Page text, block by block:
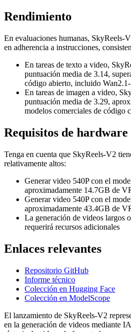
Rendimiento
En evaluaciones humanas, SkyReels-
en adherencia a instrucciones,
En tareas de texto a video,
puntuación media de 3.14,
código abierto, incluido
En tareas de imagen a video,
puntuación media de 3.29,
modelos comerciales de código
Requisitos de hardware
Tenga en cuenta que SkyReels-V2
relativamente altos:
Generar video 540P con el
aproximadamente 14.7GB de
Generar video 540P con el
aproximadamente 43.4GB de
La generación de videos largos
requerirá recursos adicionales
Enlaces relevantes
Repositorio GitHub
Informe técnico
Colección en Hugging Face
Colección en ModelScope
El lanzamiento de SkyReels-V2
en la generación de videos mediante